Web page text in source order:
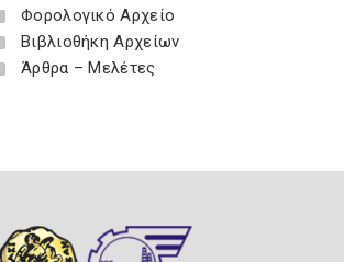
Φορολογικό Αρχείο
Βιβλιοθήκη Αρχείων
Άρθρα – Μελέτες